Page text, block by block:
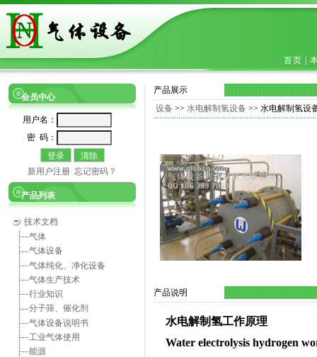
首页
会员中心
用户名：
密 码：
新用户注册 忘记密码？
产品列表
技术文档
气体
气体设备
气体纯化、净化设备
气体生产技术
行业知识
分子筛、催化剂
气体设备说明书
工业气体使用
能源
产品展示
设备 >> 水电解制氢设备 >> 水电解制氢设
产品说明
水电解制氢工作原理
Water electrolysis hydrogen